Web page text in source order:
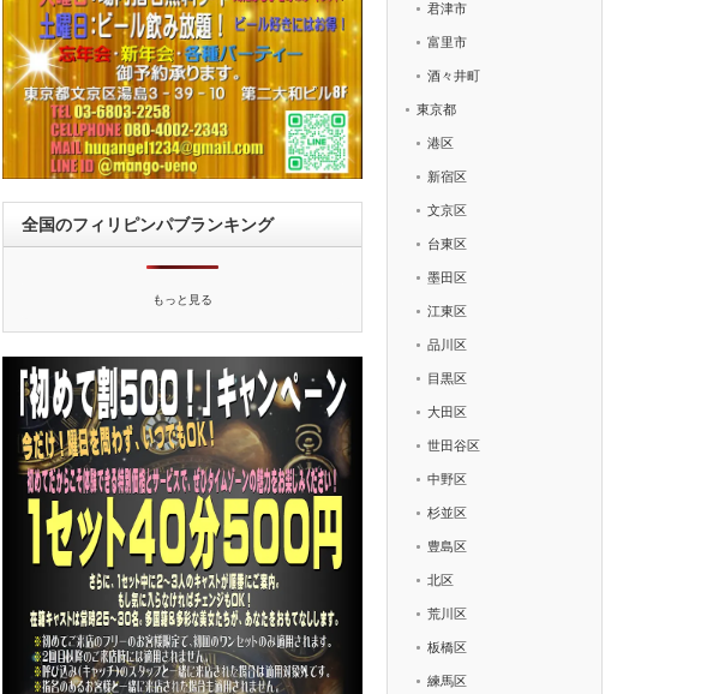
全国のフィリピンパブランキング
もっと見る
君津市
富里市
酒々井町
東京都
港区
新宿区
文京区
台東区
墨田区
江東区
品川区
目黒区
大田区
世田谷区
中野区
杉並区
豊島区
北区
荒川区
板橋区
練馬区